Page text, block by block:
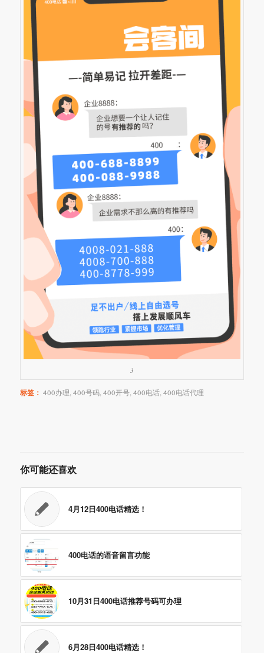
3
标签： 400办理 400号码, 400开号, 400电话, 400电话代理
你可能还喜欢
4月12日400电话精选！
400电话的语音留言功能
10月31日400电话推荐号码可办理
6月28日400电话精选！